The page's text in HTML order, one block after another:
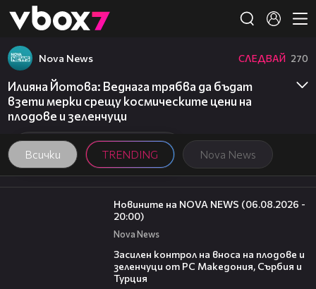
👾
Всички TRENDING Nova News
Nova News СЛЕДВАЙ 270
Илияна Йотова: Веднага трябва да бъдат
взети мерки срещу космическите цени на
плодове и зеленчуци
23:12
Новините на NOVA NEWS (06.08.2026 -
20:00)
Nova News
Засилен контрол на вноса на плодове и
зеленчуци от РС Македония, Сърбия и
Турция